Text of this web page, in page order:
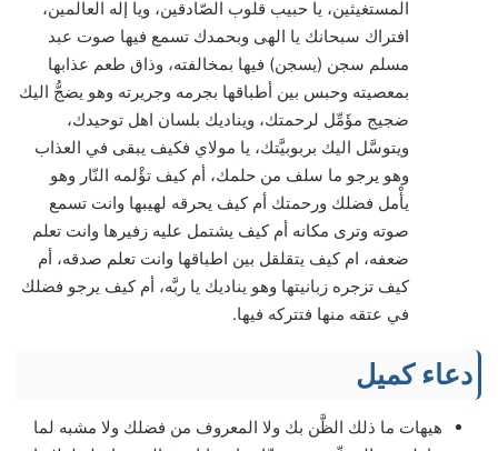
المستغيثين، يا حبيب قلوب الصّادقين، ويا إله العالمين،
افتراك سبحانك يا الهى وبحمدك تسمع فيها صوت عبد
مسلم سجن (يسجن) فيها بمخالفته، وذاق طعم عذابها
بمعصيته وحبس بين أطباقها بجرمه وجريرته وهو يضجُّ اليك
ضجيج مؤَمِّل لرحمتك، ويناديك بلسان اهل توحيدك،
ويتوسَّل اليك بربوبيَّتك، يا مولاي فكيف يبقى في العذاب
وهو يرجو ما سلف من حلمك، أم كيف تؤْلمه النّار وهو
يأْمل فضلك ورحمتك أم كيف يحرقه لهيبها وانت تسمع
صوته وترى مكانه أم كيف يشتمل عليه زفيرها وانت تعلم
ضعفه، ام كيف يتقلقل بين اطباقها وانت تعلم صدقه، أم
كيف تزجره زبانيتها وهو يناديك يا ربَّه، أم كيف يرجو فضلك
في عتقه منها فتتركه فيها.
دعاء كميل
هيهات ما ذلك الظَّن بك ولا المعروف من فضلك ولا مشبه لما